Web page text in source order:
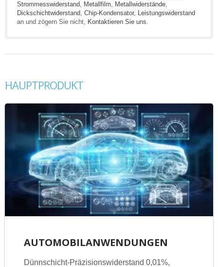
Strommesswiderstand, Metallfilm, Metallwiderstände,
Dickschichtwiderstand, Chip-Kondensator, Leistungswiderstand
an und zögern Sie nicht, Kontaktieren Sie uns.
HAUPTPRODUKT
AUTOMOBILANWENDUNGEN
Dünnschicht-Präzisionswiderstand 0,01%,